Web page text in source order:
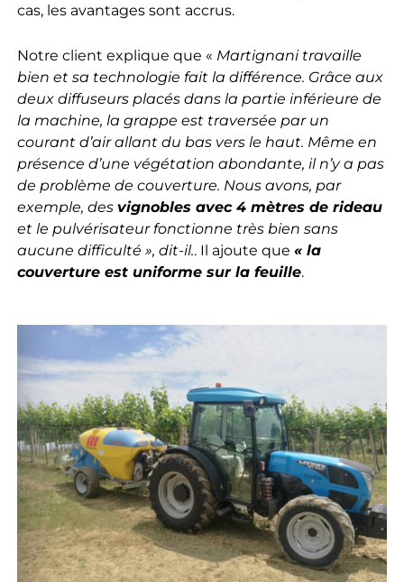
cas, les avantages sont accrus.
Notre client explique que « Martignani travaille
bien et sa technologie fait la différence. Grâce aux
deux diffuseurs placés dans la partie inférieure de
la machine, la grappe est traversée par un
courant d’air allant du bas vers le haut. Même en
présence d’une végétation abondante, il n’y a pas
de problème de couverture. Nous avons, par
exemple, des vignobles avec 4 mètres de rideau
et le pulvérisateur fonctionne très bien sans
aucune difficulté », dit-il.. Il ajoute que « la
couverture est uniforme sur la feuille.